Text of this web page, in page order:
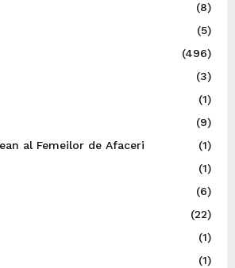
(8)
(5)
(496)
(3)
(1)
(9)
al Femeilor de Afaceri
(1)
(1)
(6)
(22)
(1)
(1)